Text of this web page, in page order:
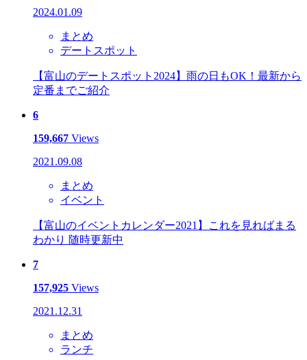
2024.01.09
まとめ
デートスポット
【富山のデートスポット2024】雨の日もOK！最新から
定番までご紹介
6
159,667 Views
2021.09.08
まとめ
イベント
【富山のイベントカレンダー2021】これを見ればまる
わかり 随時更新中
7
157,925 Views
2021.12.31
まとめ
ランチ